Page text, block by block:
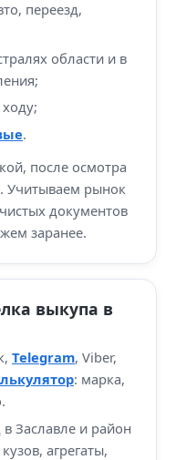
переезд,
области и в
.
после осмотра
Учитываем рынок
документов
заранее.
выкупа в
Telegram, Viber,
: марка,
Заславле и район
агрегаты,